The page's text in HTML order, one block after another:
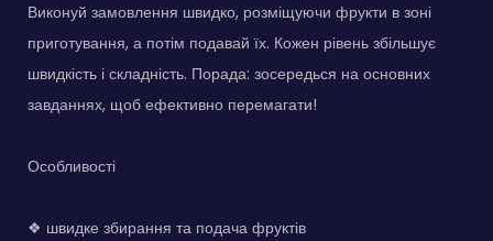
Виконуй замовлення швидко, розміщуючи фрукти в зоні
приготування, а потім подавай їх. Кожен рівень збільшує
швидкість і складність. Порада: зосередься на основних
завданнях, щоб ефективно перемагати!
Особливості
❖ швидке збирання та подача фруктів